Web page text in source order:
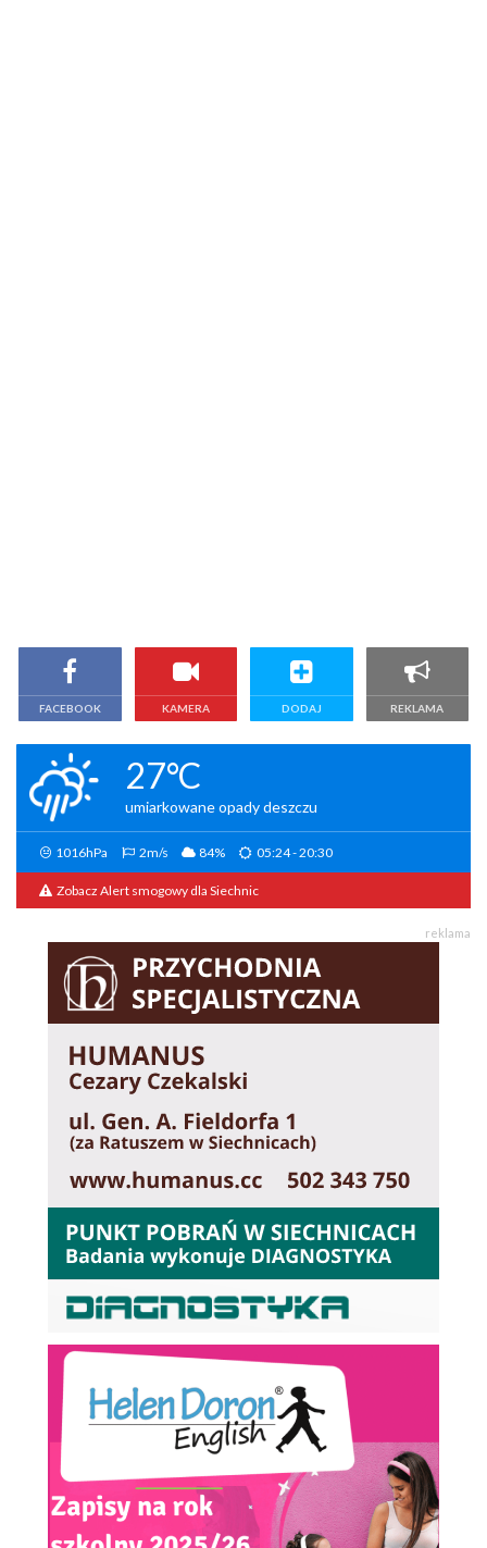
FACEBOOK KAMERA DODAJ REKLAMA
27°C
umiarkowane opady deszczu
1016hPa 2m/s 84% 05:24 - 20:30
Zobacz Alert smogowy dla Siechnic
reklama